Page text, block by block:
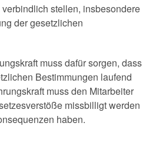
stellen, insbesondere
der gesetzlichen
muss dafür sorgen, dass
Bestimmungen laufend
muss den Mitarbeiter
missbilligt werden
haben.